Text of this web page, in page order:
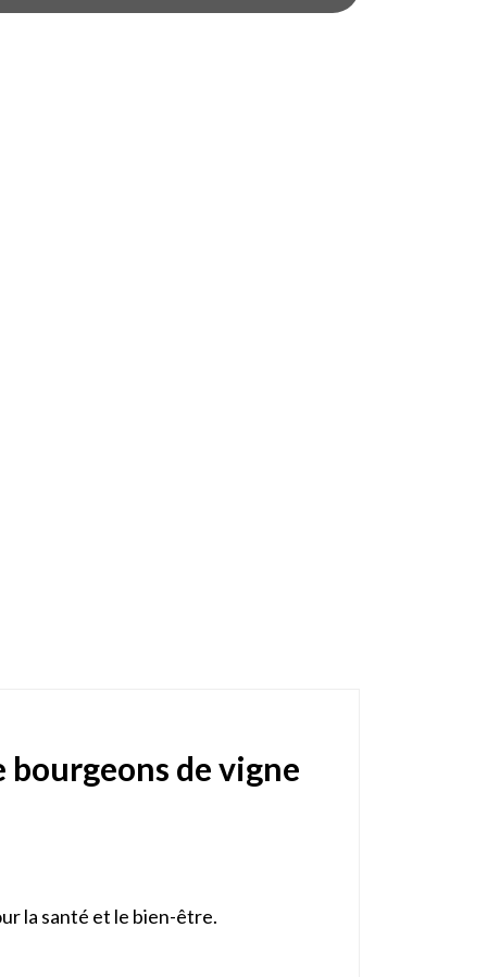
bourgeons de vigne
la santé et le bien-être.